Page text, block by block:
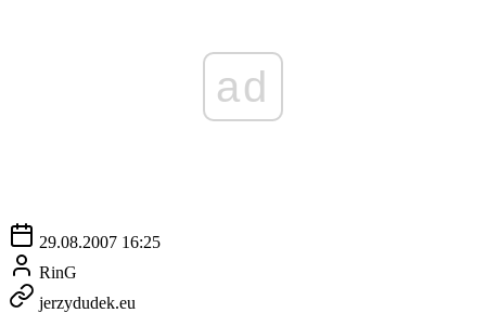
ad
29.08.2007 16:25
RinG
jerzydudek.eu